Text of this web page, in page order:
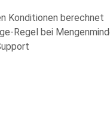
Konditionen berechnet
Regel bei